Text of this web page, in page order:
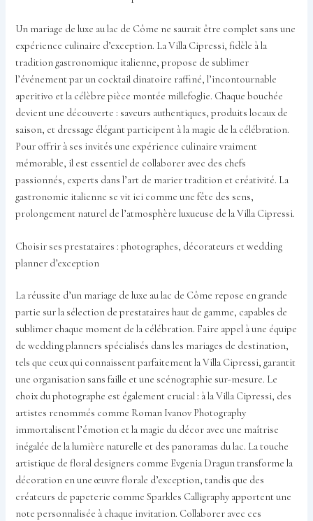
Un mariage de luxe au lac de Côme ne saurait être complet sans une
expérience culinaire d’exception. La Villa Cipressi, fidèle à la
tradition gastronomique italienne, propose de sublimer
l’événement par un cocktail dinatoire raffiné, l’incontournable
aperitivo et la célèbre pièce montée millefoglie. Chaque bouchée
devient une découverte : saveurs authentiques, produits locaux de
saison, et dressage élégant participent à la magie de la célébration.
Pour offrir à ses invités une expérience culinaire vraiment
mémorable, il est essentiel de collaborer avec des chefs
passionnés, experts dans l’art de marier tradition et créativité. La
gastronomie italienne se vit ici comme une fête des sens,
prolongement naturel de l’atmosphère luxueuse de la Villa Cipressi.
Choisir ses prestataires : photographes, décorateurs et wedding
planner d’exception
La réussite d’un mariage de luxe au lac de Côme repose en grande
partie sur la sélection de prestataires haut de gamme, capables de
sublimer chaque moment de la célébration. Faire appel à une équipe
de wedding planners spécialisés dans les mariages de destination,
tels que ceux qui connaissent parfaitement la Villa Cipressi, garantit
une organisation sans faille et une scénographie sur-mesure. Le
choix du photographe est également crucial : à la Villa Cipressi, des
artistes renommés comme Roman Ivanov Photography
immortalisent l’émotion et la magie du décor avec une maîtrise
inégalée de la lumière naturelle et des panoramas du lac. La touche
artistique de floral designers comme Evgenia Dragun transforme la
décoration en une œuvre florale d’exception, tandis que des
créateurs de papeterie comme Sparkles Calligraphy apportent une
note personnalisée à chaque invitation. Collaborer avec ces